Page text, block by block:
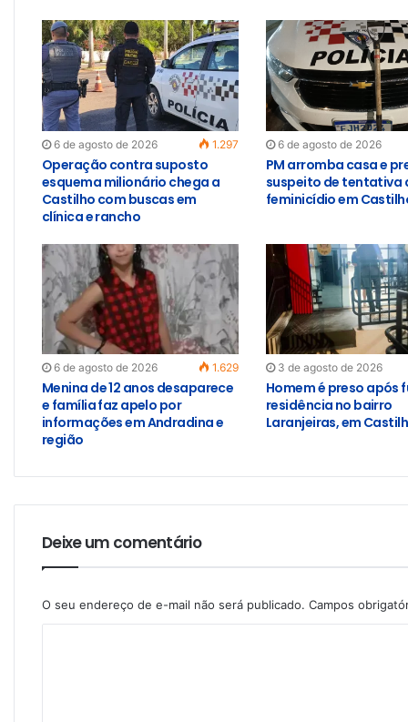
6 de agosto de 2026 1.297
Operação contra suposto
esquema milionário chega a
Castilho com buscas em
clínica e rancho
6 de agosto de 2026
PM arromba casa e
suspeito de tentativa
feminicídio em
6 de agosto de 2026 1.629
Menina de 12 anos desaparece
e família faz apelo por
informações em Andradina e
região
3 de agosto de 2026
Homem é preso após
residência no bairro
Laranjeiras, em
Deixe um comentário
O seu endereço de e-mail não será publicado. Campos